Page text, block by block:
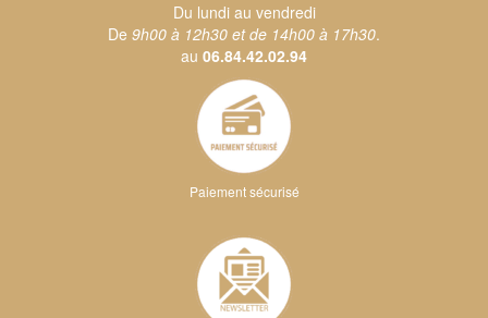
Du lundi au vendredi
De 9h00 à 12h30 et de 14h00 à 17h30.
au 06.84.42.02.94
Paiement sécurisé